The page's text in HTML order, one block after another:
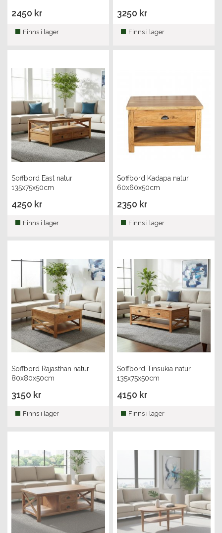
2450 kr
Finns i lager
3250 kr
Finns i lager
Soffbord East natur
135x75x50cm
4250 kr
Finns i lager
Soffbord Kadapa natur
60x60x50cm
2350 kr
Finns i lager
Soffbord Rajasthan natur
80x80x50cm
3150 kr
Finns i lager
Soffbord Tinsukia natur
135x75x50cm
4150 kr
Finns i lager